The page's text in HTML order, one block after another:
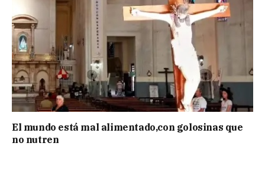
El mundo está mal alimentado,con golosinas que
no nutren